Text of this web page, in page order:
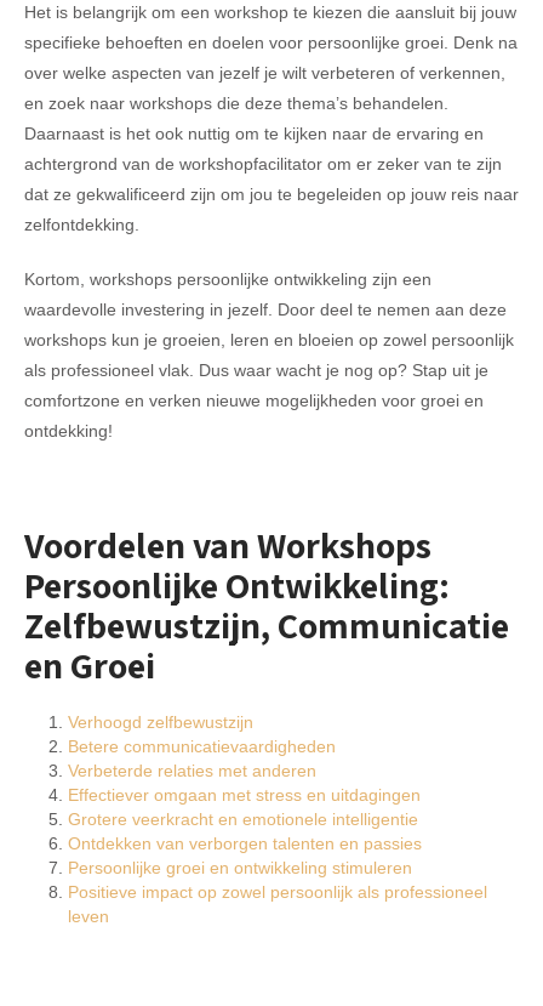
Het is belangrijk om een workshop te kiezen die aansluit bij jouw
specifieke behoeften en doelen voor persoonlijke groei. Denk na
over welke aspecten van jezelf je wilt verbeteren of verkennen,
en zoek naar workshops die deze thema’s behandelen.
Daarnaast is het ook nuttig om te kijken naar de ervaring en
achtergrond van de workshopfacilitator om er zeker van te zijn
dat ze gekwalificeerd zijn om jou te begeleiden op jouw reis naar
zelfontdekking.
Kortom, workshops persoonlijke ontwikkeling zijn een
waardevolle investering in jezelf. Door deel te nemen aan deze
workshops kun je groeien, leren en bloeien op zowel persoonlijk
als professioneel vlak. Dus waar wacht je nog op? Stap uit je
comfortzone en verken nieuwe mogelijkheden voor groei en
ontdekking!
Voordelen van Workshops
Persoonlijke Ontwikkeling:
Zelfbewustzijn, Communicatie
en Groei
Verhoogd zelfbewustzijn
Betere communicatievaardigheden
Verbeterde relaties met anderen
Effectiever omgaan met stress en uitdagingen
Grotere veerkracht en emotionele intelligentie
Ontdekken van verborgen talenten en passies
Persoonlijke groei en ontwikkeling stimuleren
Positieve impact op zowel persoonlijk als professioneel
leven